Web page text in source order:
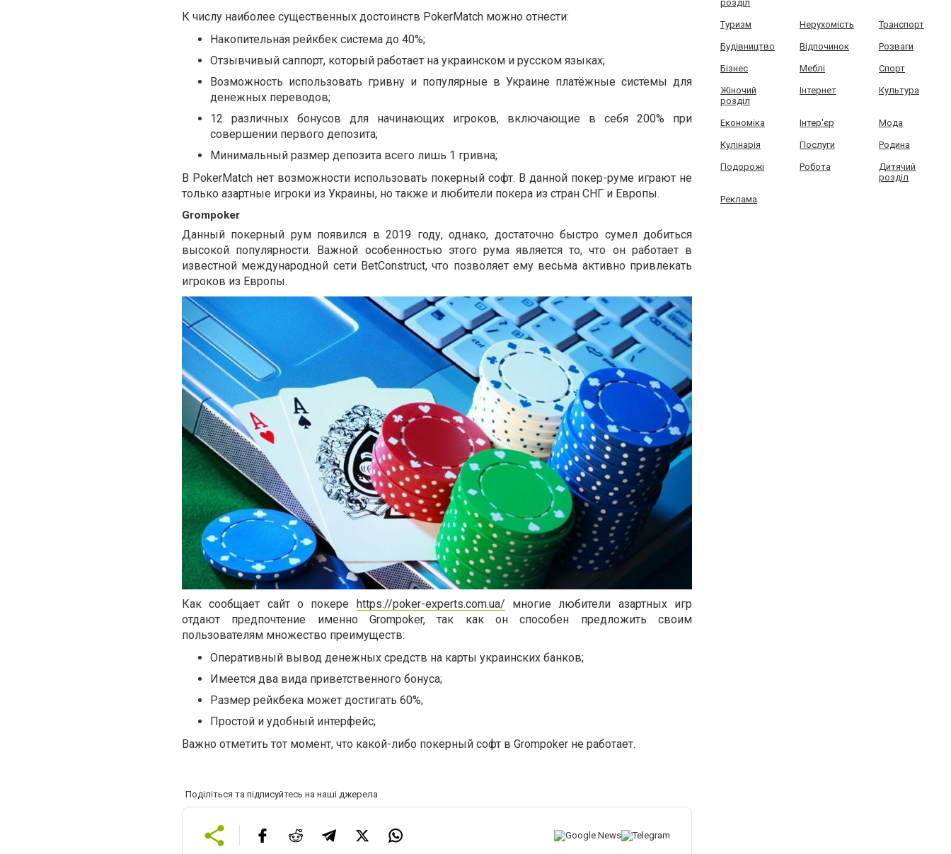
К числу наиболее существенных достоинств PokerMatch можно отнести:
Накопительная рейкбек система до 40%;
Отзывчивый саппорт, который работает на украинском и русском языках;
Возможность использовать гривну и популярные в Украине платёжные системы для
денежных переводов;
12 различных бонусов для начинающих игроков, включающие в себя 200% при
совершении первого депозита;
Минимальный размер депозита всего лишь 1 гривна;
В PokerMatch нет возможности использовать покерный софт. В данной покер-руме играют не
только азартные игроки из Украины, но также и любители покера из стран СНГ и Европы.
Grompoker
Данный покерный рум появился в 2019 году, однако, достаточно быстро сумел добиться
высокой популярности. Важной особенностью этого рума является то, что он работает в
известной международной сети BetConstruct, что позволяет ему весьма активно привлекать
игроков из Европы.
Как сообщает сайт о покере https://poker-experts.com.ua/ многие любители азартных игр
отдают предпочтение именно Grompoker, так как он способен предложить своим
пользователям множество преимуществ:
Оперативный вывод денежных средств на карты украинских банков;
Имеется два вида приветственного бонуса;
Размер рейкбека может достигать 60%;
Простой и удобный интерфейс;
Важно отметить тот момент, что какой-либо покерный софт в Grompoker не работает.
Поділіться та підписуйтесь на наші джерела
розділ
Туризм Нерухомість Транспорт
Будівництво Відпочинок Розваги
Бізнес Меблі Спорт
Жіночий
розділ
Інтернет Культура
Економіка Інтер'єр Мода
Кулінарія Послуги Родина
Подорожі Робота
Дитячий
розділ
Реклама